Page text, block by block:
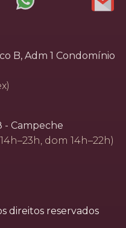
B, Adm 1 Condomínio
- Campeche
dom 14h–22h)
direitos reservados